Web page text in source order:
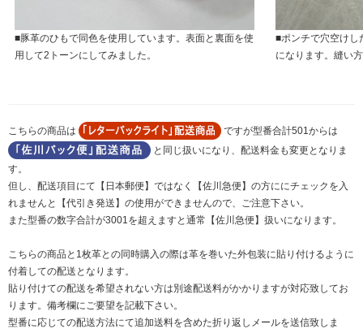
■豚革のひもで同色を使用しています。表面と裏面を使
用して2トーンにしてみました。
■ポンチで穴空けし
になります。縫い
こちらの商品は
ですが型番合計501からは
と同じ扱いになり、配送料金も変更となりま
す。
但し、配送項目にて【日本郵便】ではなく【佐川急便】の方ににチェックを入
れませんと【代引き発送】の使用ができませんので、ご注意下さい。
また型番の数字合計が3001を超えますと通常【佐川急便】扱いになります。
こちらの商品と1枚革との同時購入の際は革を巻いた外包装に貼り付けるように
付着しての配送となります。
貼り付けての配送を希望されない方は別途配送料がかかりますが対応致してお
ります。備考欄にご要望を記載下さい。
型番に応じての配送方法にて追加送料を含めた折り返しメールを送信致しま